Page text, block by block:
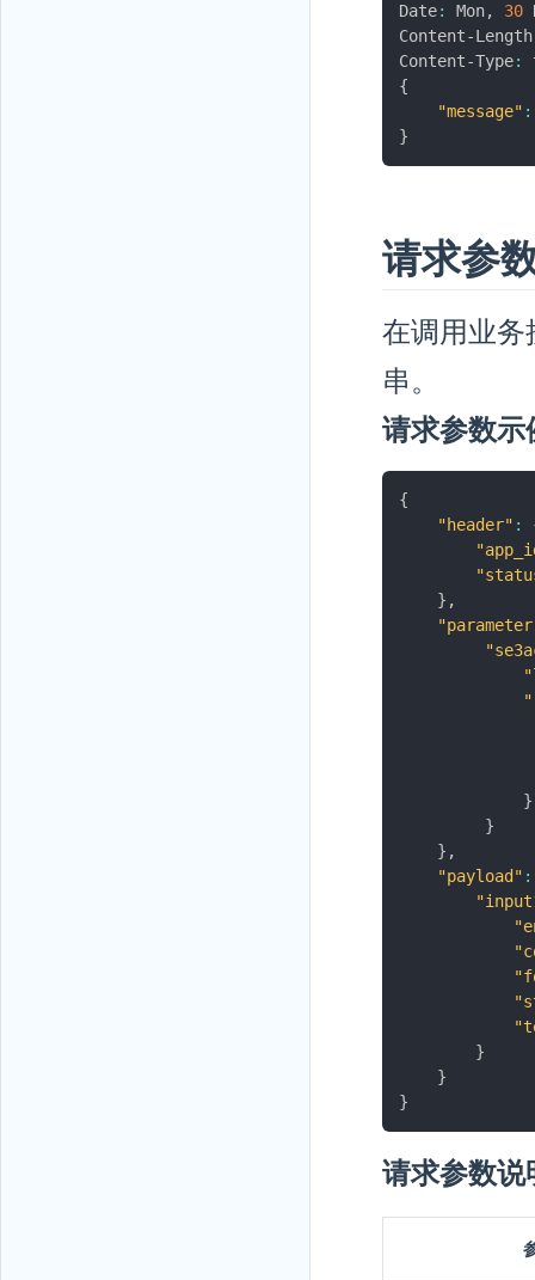
Date: Mon, 30
Content-Length
Content-Type:
{
"message" :
}
请求参
在调用业
串。
请求参数示
{
"header" :
} ,
}
}
} ,
"payload" :
}
}
}
请求参数说